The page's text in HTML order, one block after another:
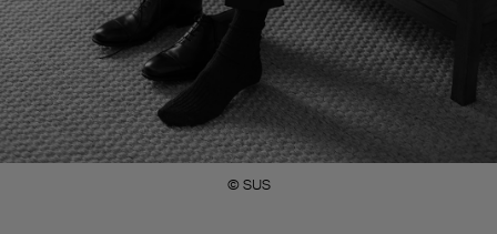
© SUS